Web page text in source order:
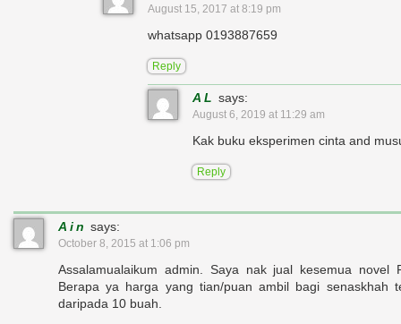
August 15, 2017 at 8:19 pm
whatsapp 0193887659
Reply
AL says:
August 6, 2019 at 11:29 am
Kak buku eksperimen cinta and
Reply
Ain says:
October 8, 2015 at 1:06 pm
Assalamualaikum admin. Saya nak jual kesemua novel
Berapa ya harga yang tian/puan ambil bagi senaskhah
daripada 10 buah.